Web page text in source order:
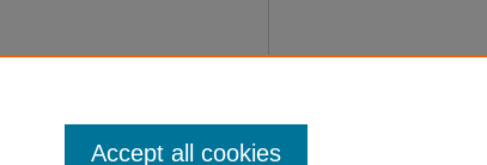
Accept all cookies